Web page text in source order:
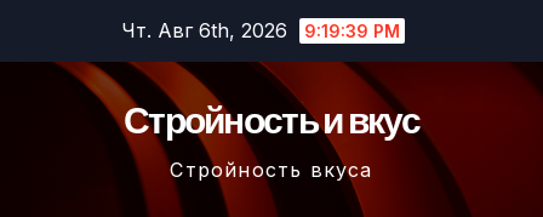
содержимому
Чт. Авг 6th, 2026 9:19:40 PM
Стройность и вкус
Стройность вкуса